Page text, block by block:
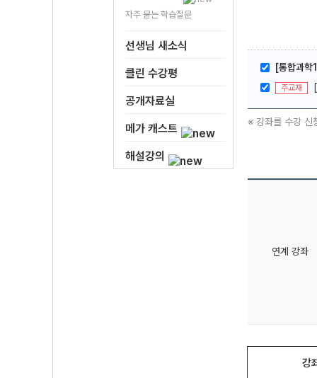
자주 묻는 학습질문
선생님 새소식
클린 수강평
공개자료실
메가 캐스트
해설강의
[통합과학
주교재
※ 강좌를 수강 신
연계 강좌
강